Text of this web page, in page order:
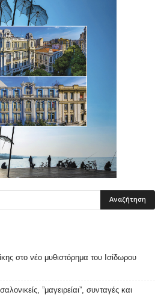
στο νέο μυθιστόρημα του Ισίδωρου
”μαγειρείαι”, συνταγές και